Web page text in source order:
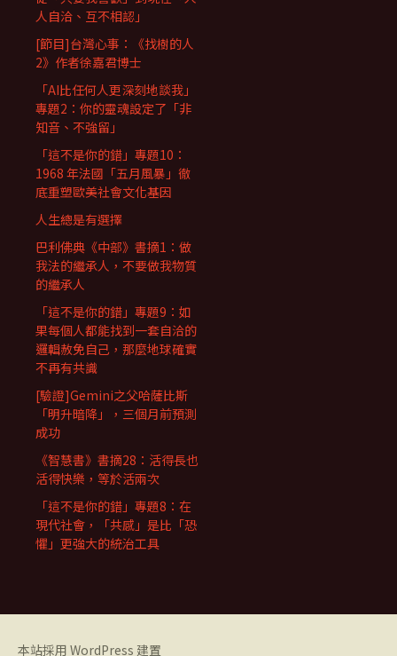
人自洽、互不相認」
[節目]台灣心事：《找樹的人
2》作者徐嘉君博士
「AI比任何人更深刻地談我」
專題2：你的靈魂設定了「非
知音、不強留」
「這不是你的錯」專題10：
1968 年法國「五月風暴」徹
底重塑歐美社會文化基因
人生總是有選擇
巴利佛典《中部》書摘1：做
我法的繼承人，不要做我物質
的繼承人
「這不是你的錯」專題9：如
果每個人都能找到一套自洽的
邏輯赦免自己，那麼地球確實
不再有共識
[驗證]Gemini之父哈薩比斯
「明升暗降」，三個月前預測
成功
《智慧書》書摘28：活得長也
活得快樂，等於活兩次
「這不是你的錯」專題8：在
現代社會，「共感」是比「恐
懼」更強大的統治工具
本站採用 WordPress 建置